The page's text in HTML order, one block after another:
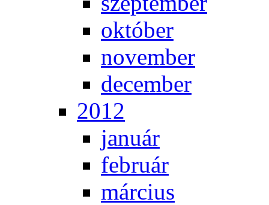
ok­tó­ber
no­vem­ber
de­cem­ber
2012
ja­nu­ár
feb­ru­ár
már­ci­us